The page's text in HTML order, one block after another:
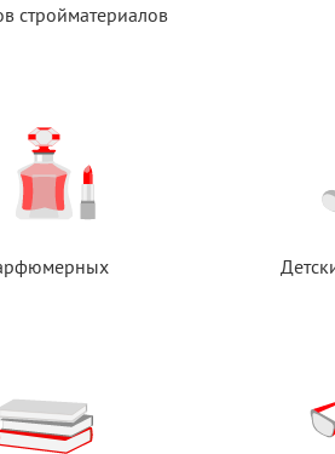
стройматериалов